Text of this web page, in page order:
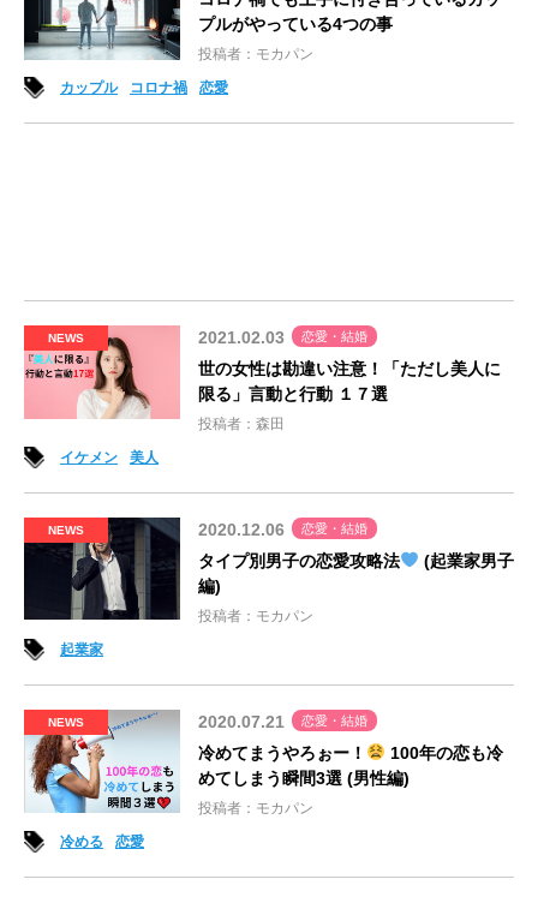
プルがやっている4つの事
投稿者：モカパン
カップル
コロナ禍 恋愛
NEWS 2021.02.03 恋愛・結婚
世の女性は勘違い注意！「ただし美人に
限る」言動と行動 １７選
投稿者：森田
イケメン
美人
NEWS 2020.12.06 恋愛・結婚
タイプ別男子の恋愛攻略法
(起業家男子
編)
投稿者：モカパン
起業家
NEWS 2020.07.21 恋愛・結婚
冷めてまうやろぉー！
100年の恋も冷
めてしまう瞬間3選 (男性編)
投稿者：モカパン
冷める
恋愛